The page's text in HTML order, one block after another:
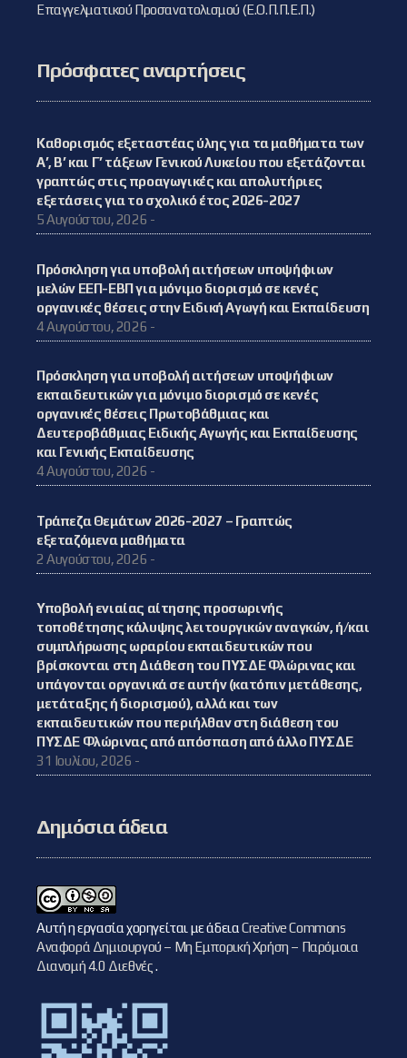
Επαγγελματικού Προσανατολισμού (Ε.Ο.Π.Π.Ε.Π.)
Πρόσφατες αναρτήσεις
Καθορισμός εξεταστέας ύλης για τα μαθήματα των
Α’, Β’ και Γ’ τάξεων Γενικού Λυκείου που εξετάζονται
γραπτώς στις προαγωγικές και απολυτήριες
εξετάσεις για το σχολικό έτος 2026-2027
5 Αυγούστου, 2026 -
Πρόσκληση για υποβολή αιτήσεων υποψήφιων
μελών ΕΕΠ-ΕΒΠ για μόνιμο διορισμό σε κενές
οργανικές θέσεις στην Ειδική Αγωγή και Εκπαίδευση
4 Αυγούστου, 2026 -
Πρόσκληση για υποβολή αιτήσεων υποψήφιων
εκπαιδευτικών για μόνιμο διορισμό σε κενές
οργανικές θέσεις Πρωτοβάθμιας και
Δευτεροβάθμιας Ειδικής Αγωγής και Εκπαίδευσης
και Γενικής Εκπαίδευσης
4 Αυγούστου, 2026 -
Τράπεζα Θεμάτων 2026-2027 – Γραπτώς
εξεταζόμενα μαθήματα
2 Αυγούστου, 2026 -
Υποβολή ενιαίας αίτησης προσωρινής
τοποθέτησης κάλυψης λειτουργικών αναγκών, ή/και
συμπλήρωσης ωραρίου εκπαιδευτικών που
βρίσκονται στη Διάθεση του ΠΥΣΔΕ Φλώρινας και
υπάγονται οργανικά σε αυτήν (κατόπιν μετάθεσης,
μετάταξης ή διορισμού), αλλά και των
εκπαιδευτικών που περιήλθαν στη διάθεση του
ΠΥΣΔΕ Φλώρινας από απόσπαση από άλλο ΠΥΣΔΕ
31 Ιουλίου, 2026 -
Δημόσια άδεια
Αυτή η εργασία χορηγείται με άδειαCreative Commons
Αναφορά Δημιουργού – Μη Εμπορική Χρήση – Παρόμοια
Διανομή 4.0 Διεθνές.